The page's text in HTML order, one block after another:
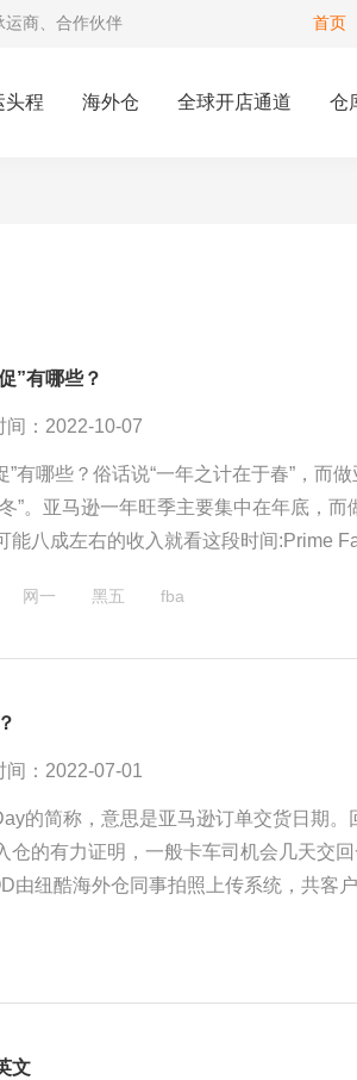
商、合作伙伴 首页
头程 海外仓 全球开店通道 仓
”有哪些？
间：2022-10-07
”有哪些？俗话说“一年之计在于春”，而
”。亚马逊一年旺季主要集中在年底，而
能八成左右的收入就看这段时间:Prime
的民众会在这几个促销节期间购物，并
网一 黑五 fba
间：2022-07-01
的简称，意思是亚马逊订单交货日期。
仓的有力证明，一般卡车司机会几天交
纽酷海外仓同事拍照上传系统，共客户
文